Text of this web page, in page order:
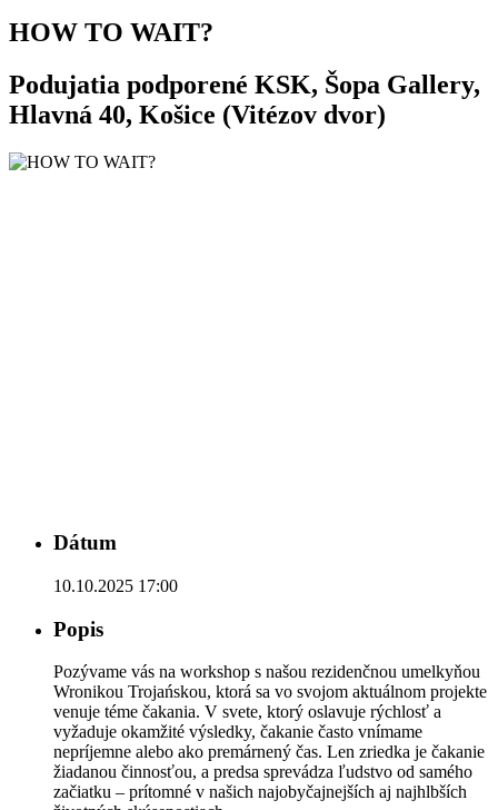
HOW TO WAIT?
Podujatia podporené KSK, Šopa Gallery,
Hlavná 40, Košice (Vitézov dvor)
Dátum
10.10.2025 17:00
Popis
Pozývame vás na workshop s našou rezidenčnou umelkyňou
Wronikou Trojańskou, ktorá sa vo svojom aktuálnom projekte
venuje téme čakania. V svete, ktorý oslavuje rýchlosť a
vyžaduje okamžité výsledky, čakanie často vnímame
nepríjemne alebo ako premárnený čas. Len zriedka je čakanie
žiadanou činnosťou, a predsa sprevádza ľudstvo od samého
začiatku – prítomné v našich najobyčajnejších aj najhlbších